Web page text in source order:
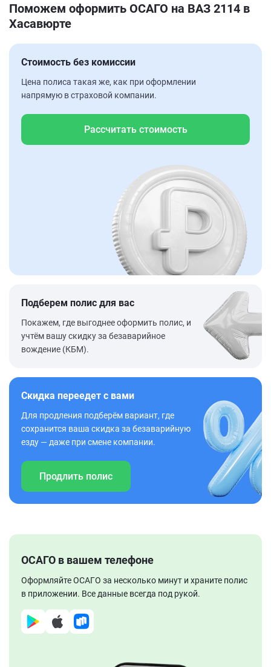
Поможем оформить ОСАГО на ВАЗ 2114 в
Хасавюрте
Стоимость без комиссии
Цена полиса такая же, как при оформлении
напрямую в страховой компании.
Рассчитать стоимость
Подберем полис для вас
Покажем, где выгоднее оформить полис, и
учтём вашу скидку за безаварийное
вождение (КБМ).
Скидка переедет с вами
Для продления подберём вариант, где
сохранится ваша скидка за безаварийную
езду — даже при смене компании.
Продлить полис
ОСАГО в вашем телефоне
Оформляйте ОСАГО за несколько минут и храните полис
в приложении. Все данные всегда под рукой.